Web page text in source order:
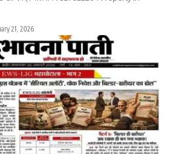
21, 2026